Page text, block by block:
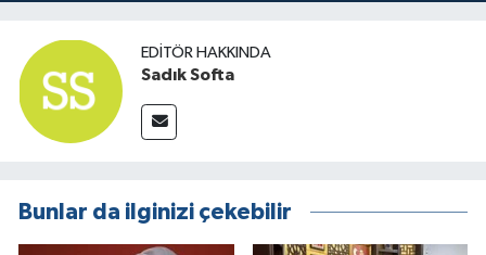
EDITÖR HAKKINDA
Sadık Softa
Bunlar da ilginizi çekebilir